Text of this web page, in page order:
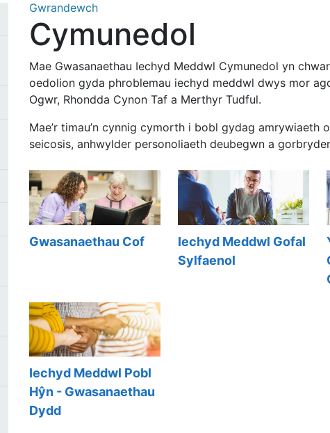
Gwrandewch
Cymunedol
Mae Gwasanaethau Iechyd Meddwl Cymunedol yn
oedolion gyda phroblemau iechyd meddwl dwys mor
Ogwr, Rhondda Cynon Taf a Merthyr Tudful.
Mae’r timau’n cynnig cymorth i bobl gydag
seicosis, anhwylder personoliaeth deubegwn a
Gwasanaethau Cof
Iechyd Meddwl Gofal
Sylfaenol
Iechyd Meddwl Pobl
Hŷn - Gwasanaethau
Dydd